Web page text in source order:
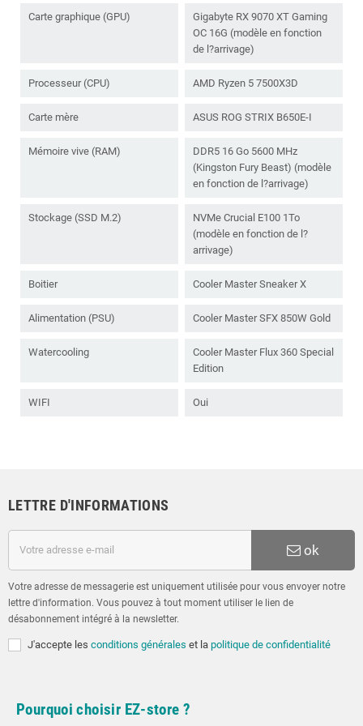
Carte graphique (GPU)
Gigabyte RX 9070 XT Gaming
OC 16G (modèle en fonction
de l?arrivage)
Processeur (CPU) AMD Ryzen 5 7500X3D
Carte mère ASUS ROG STRIX B650E-I
Mémoire vive (RAM)
DDR5 16 Go 5600 MHz
(Kingston Fury Beast) (modèle
en fonction de l?arrivage)
Stockage (SSD M.2)
NVMe Crucial E100 1To
(modèle en fonction de l?
arrivage)
Boitier Cooler Master Sneaker X
Alimentation (PSU) Cooler Master SFX 850W Gold
Watercooling
Cooler Master Flux 360 Special
Edition
WIFI Oui
LETTRE D'INFORMATIONS
ok
Votre adresse de messagerie est uniquement utilisée pour vous envoyer notre
lettre d'information. Vous pouvez à tout moment utiliser le lien de
désabonnement intégré à la newsletter.
J'accepte les conditions générales et la politique de confidentialité
Pourquoi choisir EZ-store ?